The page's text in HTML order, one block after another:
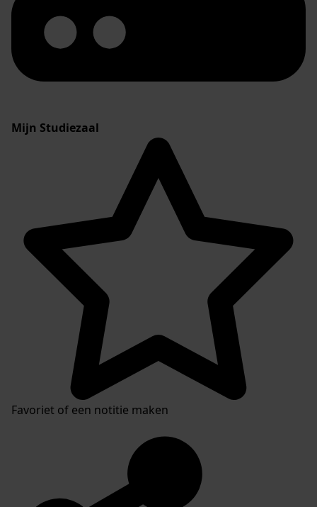
Mijn Studiezaal
Favoriet of een notitie maken